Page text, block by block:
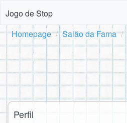
Jogo de Stop
Homepage Salão da Fama
Perfil